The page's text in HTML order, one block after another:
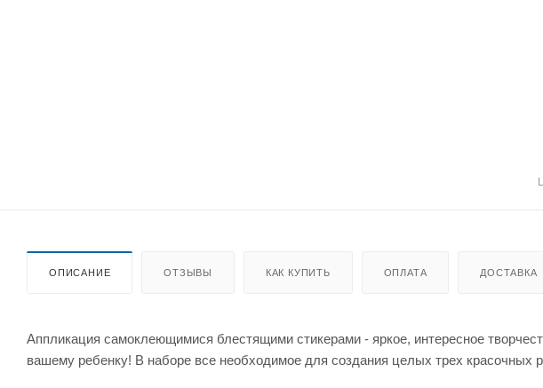
ОПИСАНИЕ ОТЗЫВЫ КАК КУПИТЬ ОПЛАТА ДОСТАВКА
Аппликация самоклеющимися блестящими стикерами - яркое, интересное
вашему ребенку! В наборе все необходимое для создания целых трех красочных